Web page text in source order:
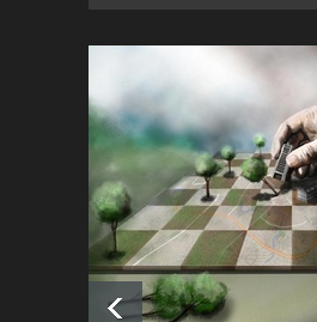
اخبار 6 ماه قبل
فراخوان رویداد کارگاهی کارتون و
پوستر "ایران سربل…
اخبار 6 ماه قبل
لیست شرکت کنندگان یازدهمین
جشنواره بین‌المللی کا…